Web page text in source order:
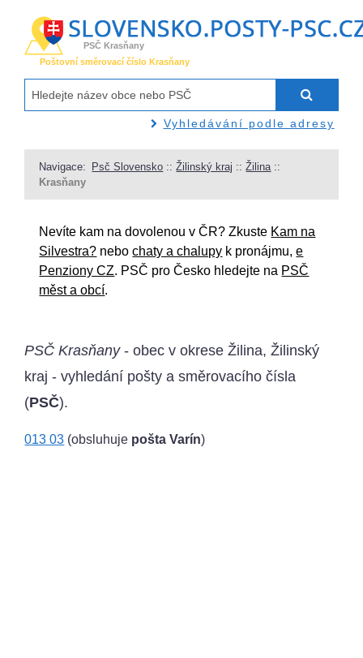
PSČ Krasňany
Poštovní směrovací číslo Krasňany
Vyhledávání podle adresy
Navigace: Psč Slovensko ::Žilinský kraj ::Žilina ::
Krasňany
Nevíte kam na dovolenou v ČR? Zkuste Kam na
Silvestra? nebochaty a chalupy k pronájmu,e
Penziony CZ. PSČ pro Česko hledejte na PSČ
měst a obcí.
PSČ Krasňany- obec v okrese Žilina, Žilinský
kraj - vyhledání pošty a směrovacího čísla
(PSČ).
013 03 (obsluhuje pošta Varín)